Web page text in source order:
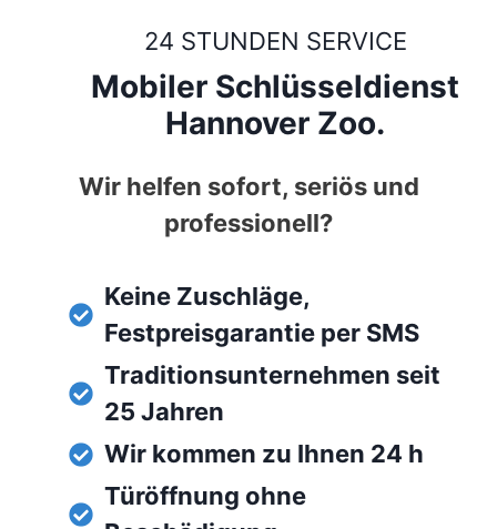
24 STUNDEN SERVICE
Mobiler Schlüsseldienst
Hannover Zoo.
Wir helfen sofort, seriös und
professionell?
Keine Zuschläge,
Festpreisgarantie per SMS
Traditionsunternehmen seit
25 Jahren
Wir kommen zu Ihnen 24 h
Türöffnung ohne